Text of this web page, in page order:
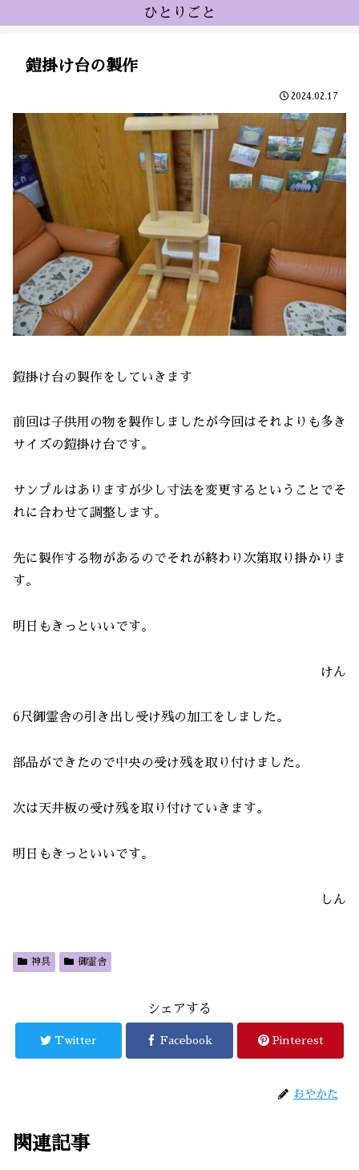
ひとりごと
鎧掛け台の製作
2024.02.17
鎧掛け台の製作をしていきます
前回は子供用の物を製作しましたが今回はそれよりも多き
サイズの鎧掛け台です。
サンプルはありますが少し寸法を変更するということでそ
れに合わせて調整します。
先に製作する物があるのでそれが終わり次第取り掛かりま
す。
明日もきっといいです。
けん
6尺御霊舎の引き出し受け残の加工をしました。
部品ができたので中央の受け残を取り付けました。
次は天井板の受け残を取り付けていきます。
明日もきっといいです。
しん
神具 御霊舎
シェアする
Twitter Facebook Pinterest
おやかた
関連記事